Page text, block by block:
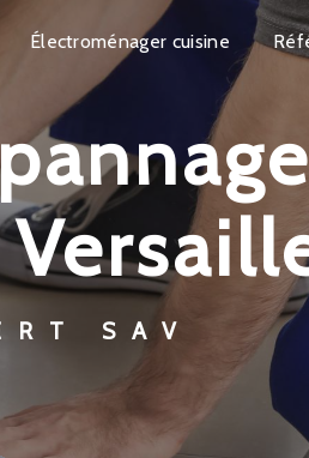
Électroménager cuisine
SAV